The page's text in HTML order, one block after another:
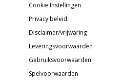
Cookie Instellingen
Privacy beleid
Disclaimer/vrijwaring
Leveringsvoorwaarden
Gebruiksvoorwaarden
Spelvoorwaarden